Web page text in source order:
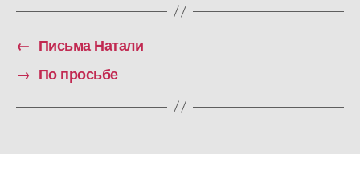
← Письма Натали
→ По просьбе